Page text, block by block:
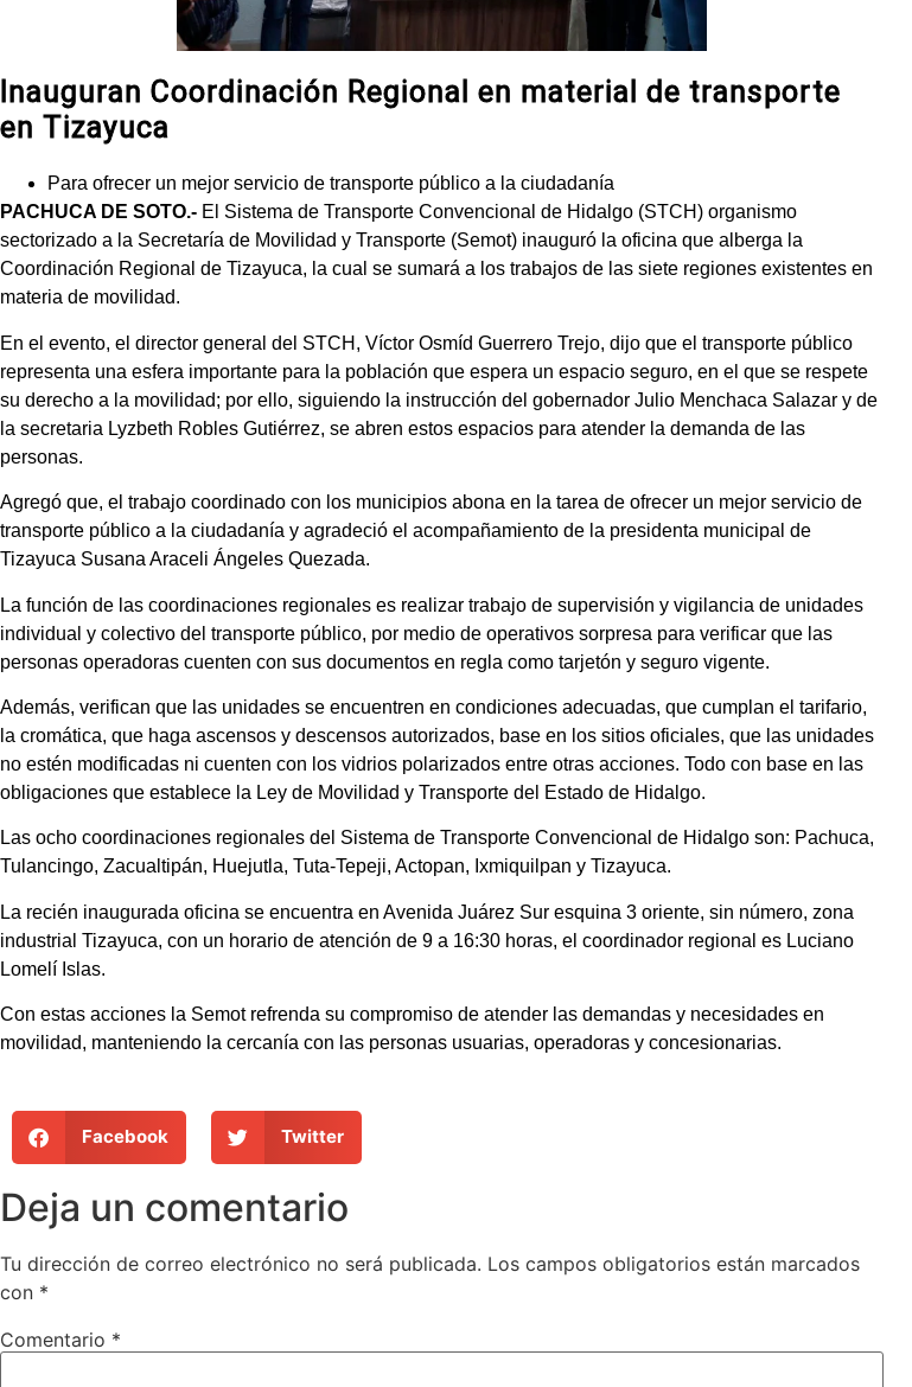
Inauguran Coordinación Regional en material de transporte
en Tizayuca
Para ofrecer un mejor servicio de transporte público a la ciudadanía
PACHUCA DE SOTO.- El Sistema de Transporte Convencional de Hidalgo (STCH) organismo
sectorizado a la Secretaría de Movilidad y Transporte (Semot) inauguró la oficina que alberga la
Coordinación Regional de Tizayuca, la cual se sumará a los trabajos de las siete regiones existentes en
materia de movilidad.
En el evento, el director general del STCH, Víctor Osmíd Guerrero Trejo, dijo que el transporte público
representa una esfera importante para la población que espera un espacio seguro, en el que se respete
su derecho a la movilidad; por ello, siguiendo la instrucción del gobernador Julio Menchaca Salazar y de
la secretaria Lyzbeth Robles Gutiérrez, se abren estos espacios para atender la demanda de las
personas.
Agregó que, el trabajo coordinado con los municipios abona en la tarea de ofrecer un mejor servicio de
transporte público a la ciudadanía y agradeció el acompañamiento de la presidenta municipal de
Tizayuca Susana Araceli Ángeles Quezada.
La función de las coordinaciones regionales es realizar trabajo de supervisión y vigilancia de unidades
individual y colectivo del transporte público, por medio de operativos sorpresa para verificar que las
personas operadoras cuenten con sus documentos en regla como tarjetón y seguro vigente.
Además, verifican que las unidades se encuentren en condiciones adecuadas, que cumplan el tarifario,
la cromática, que haga ascensos y descensos autorizados, base en los sitios oficiales, que las unidades
no estén modificadas ni cuenten con los vidrios polarizados entre otras acciones. Todo con base en las
obligaciones que establece la Ley de Movilidad y Transporte del Estado de Hidalgo.
Las ocho coordinaciones regionales del Sistema de Transporte Convencional de Hidalgo son: Pachuca,
Tulancingo, Zacualtipán, Huejutla, Tuta-Tepeji, Actopan, Ixmiquilpan y Tizayuca.
La recién inaugurada oficina se encuentra en Avenida Juárez Sur esquina 3 oriente, sin número, zona
industrial Tizayuca, con un horario de atención de 9 a 16:30 horas, el coordinador regional es Luciano
Lomelí Islas.
Con estas acciones la Semot refrenda su compromiso de atender las demandas y necesidades en
movilidad, manteniendo la cercanía con las personas usuarias, operadoras y concesionarias.
Facebook Twitter
Deja un comentario
Tu dirección de correo electrónico no será publicada. Los campos obligatorios están marcados
con *
Comentario *